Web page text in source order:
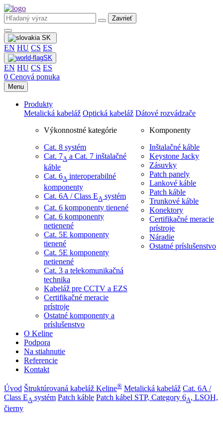
Zavrieť
SK
EN HU CS ES
SK
EN HU CS ES
0 Cenová ponuka
Menu
Produkty
Metalická kabeláž Optická kabeláž Dátové rozvádzače
Výkonnostné kategórie
Cat. 8 systém
Cat. 7A ​ a Cat. 7 inštalačné
káble
Cat. 6A interoperabilné
komponenty
Cat. 6A / Class EA systém
Cat. 6 komponenty tienené
Cat. 6 komponenty
netienené
Cat. 5E komponenty
tienené
Cat. 5E komponenty
netienené
Cat. 3 a telekomunikačná
technika
Kabeláž pre CCTV a EZS
Certifikačné meracie
prístroje
Ostatné komponenty a
príslušenstvo
Komponenty
Inštalačné káble
Keystone Jacky
Zásuvky
Patch panely
Lankové káble
Patch káble
Trunkové káble
Konektory
Certifikačné meracie
prístroje
Náradie
Ostatné príslušenstvo
O Keline
Podpora
Na stiahnutie
Referencie
Kontakt
Úvod Štruktúrovaná kabeláž Keline® Metalická kabeláž Cat. 6A /
Class EA systém Patch káble Patch kábel STP, Category 6A, LSOH,
čierny